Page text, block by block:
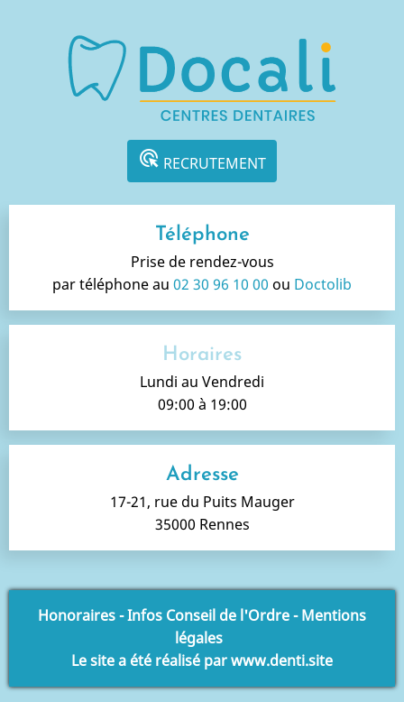
ads_click RECRUTEMENT
Téléphone
Prise de rendez-vous
par téléphone au 02 30 96 10 00 ou Doctolib
Horaires
Lundi au Vendredi
09:00 à 19:00
Adresse
17-21, rue du Puits Mauger
35000 Rennes
Honoraires-Infos Conseil de l'Ordre-Mentions
légales
Le site a été réalisé parwww.denti.site